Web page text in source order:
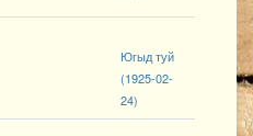
Югыд туй
(1925-02-
24)